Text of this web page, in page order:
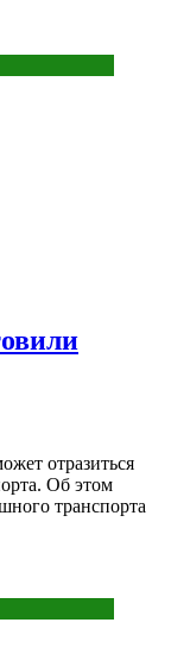
отразиться
Об этом
транспорта